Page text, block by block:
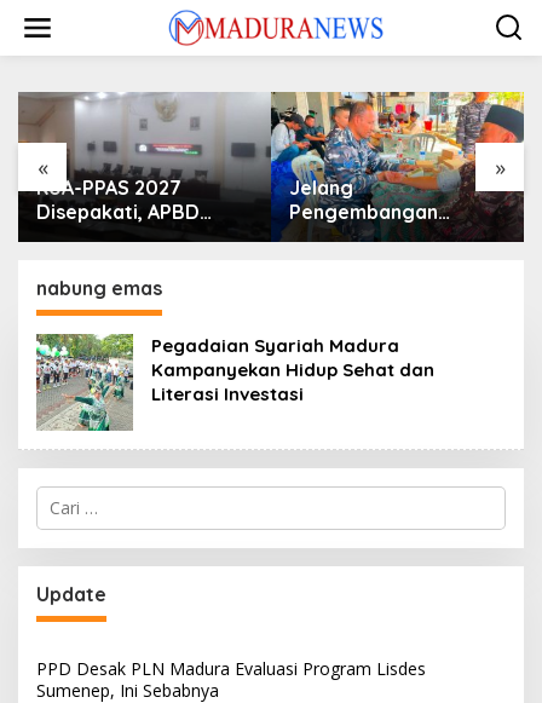
konten
« »
KUA-PPAS 2027
Disepakati, APBD
Sampang Defisit Rp
Jelang
Pengembangan
Lapangan Hidayah,
Nelayan Sampang
nabung emas
Pegadaian Syariah Madura
Kampanyekan Hidup Sehat dan
Literasi Investasi
Cari
untuk:
Update
PPD Desak PLN Madura Evaluasi Program Lisdes
Sumenep, Ini Sebabnya